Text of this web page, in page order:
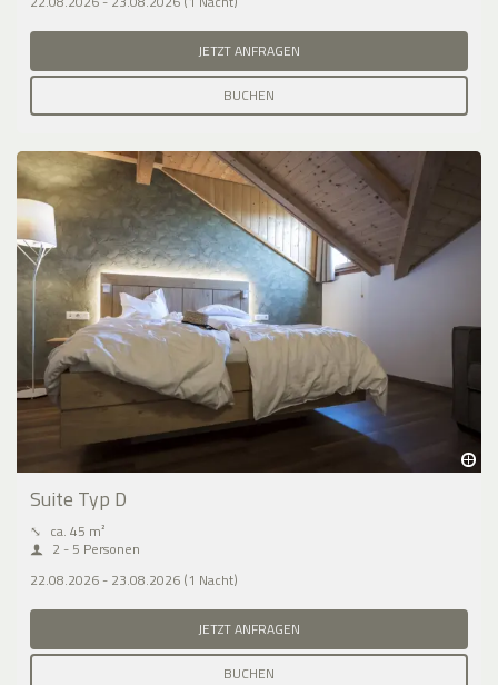
JETZT ANFRAGEN
BUCHEN
Suite Typ D
⤡ ca. 45 m²
2 - 5 Personen
22.08.2026 - 23.08.2026 (1 Nacht)
JETZT ANFRAGEN
BUCHEN